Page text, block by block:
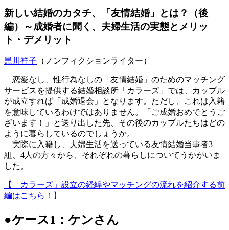
新しい結婚のカタチ、「友情結婚」とは？（後
編）～成婚者に聞く、夫婦生活の実態とメリッ
ト・デメリット
黒川祥子 （ノンフィクションライター）
恋愛なし、性行為なしの「友情結婚」のためのマッチング
サービスを提供する結婚相談所「カラーズ」では、カップル
が成立すれば「成婚退会」となります。ただし、これは入籍
を意味しているわけではありません。「ご成婚おめでとうご
ざいます！」と送り出した先、その後のカップルたちはどの
ように暮らしているのでしょうか。
実際に入籍し、夫婦生活を送っている友情結婚当事者3
組、4人の方々から、それぞれの暮らしについてうかがいま
した。
【「カラーズ」設立の経緯やマッチングの流れを紹介する前
編はこちら！】
●ケース1：ケンさん